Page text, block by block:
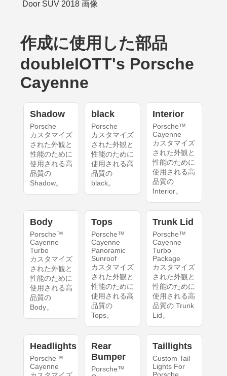
作成に使用した部品
doubleIOTT's Porsche
Cayenne
Shadow
Porsche
カスタマイズ
された外観と
性能のために
使用される高
品質の
Shadow。
black
Porsche
カスタマイズ
された外観と
性能のために
使用される高
品質の
black。
Interior
Porsche™
Cayenne
カスタマイズ
された外観と
性能のために
使用される高
品質の
Interior。
Body
Porsche™
Cayenne
Turbo
カスタマイズ
された外観と
性能のために
使用される高
品質の
Body。
Tops
Porsche™
Cayenne
Panoramic
Sunroof
カスタマイズ
された外観と
性能のために
使用される高
品質の
Tops。
Trunk Lid
Porsche™
Cayenne
Turbo
Package
カスタマイズ
された外観と
性能のために
使用される高
品質の Trunk
Lid。
Headlights
Porsche™
Cayenne
Rear
Bumper
Porsche™
Taillights
Custom Tail
Lights For